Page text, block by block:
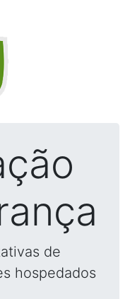
de
hospedados